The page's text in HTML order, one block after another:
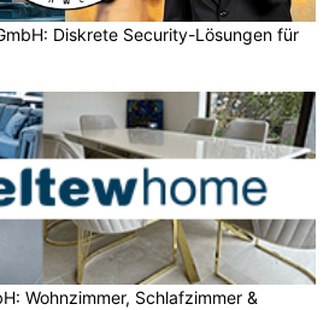
Diskrete Security-Lösungen für
Wohnzimmer, Schlafzimmer &